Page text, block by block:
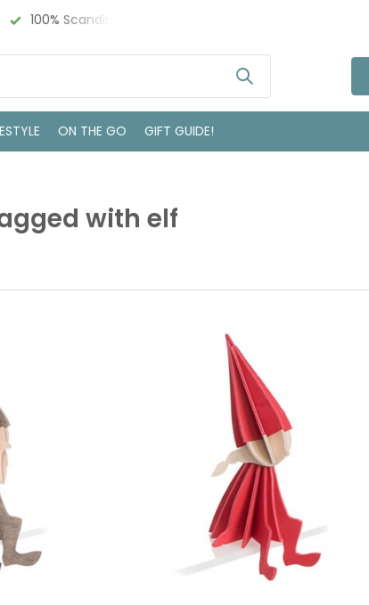
100% Scandinavisch Design
ON THE GO GIFT GUIDE!
with elf